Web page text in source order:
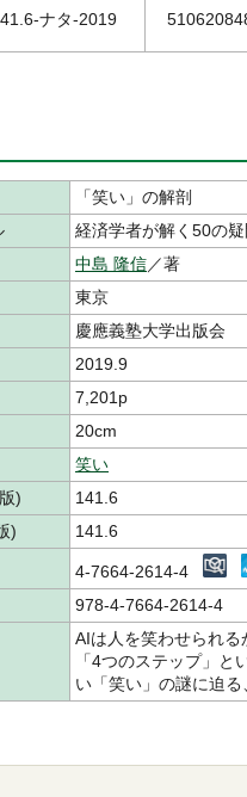
ナタ-2019
「笑い」の解剖
経済学者が解く50の疑
中島 隆信／著
東京
慶應義塾大学出版会
2019.9
7,201p
20cm
笑い
)
141.6
)
141.6
4-7664-2614-4
978-4-7664-2614-4
AIは人を笑わせられ
「4つのステップ」
い「笑い」の謎に迫